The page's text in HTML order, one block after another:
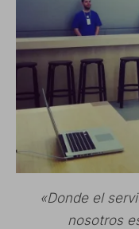
«Donde el
nosotros